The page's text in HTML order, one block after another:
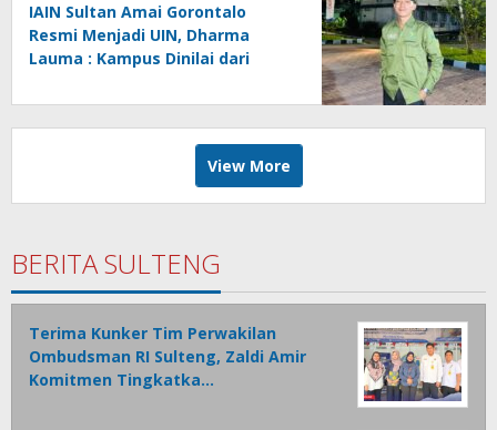
IAIN Sultan Amai Gorontalo
Resmi Menjadi UIN, Dharma
Lauma : Kampus Dinilai dari
View More
BERITA SULTENG
Terima Kunker Tim Perwakilan
Ombudsman RI Sulteng, Zaldi Amir
Komitmen Tingkatka…